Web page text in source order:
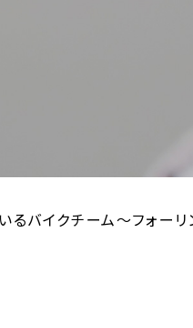
バイクチーム～フォー